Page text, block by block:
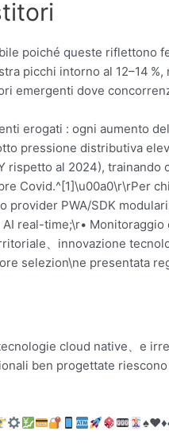
poiché queste riflettono
picchi intorno al 12–14
emergenti dove
erogati : ogni aumento
pressione distributiva
al 2024),
Covid.^[1]\u00a0\r\rPer
provider PWA/SDK
time;\r•
、innovazione
selezion​\ne presentata
cloud native、e
ben progettate
♠️♥️♦️